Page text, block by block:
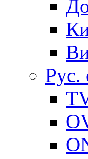
Рус.